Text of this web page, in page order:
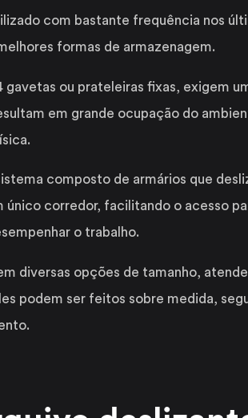
com bastante frequência nos
formas de armazenagem.
ou prateleiras fixas, exigem
em grande ocupação do
composto de armários que
corredor, facilitando o acesso
o trabalho.
diversas opções de tamanho,
podem ser feitos sobre medida,